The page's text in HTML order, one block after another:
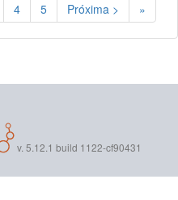
4 5 Próxima > »
v. 5.12.1 build 1122-cf90431